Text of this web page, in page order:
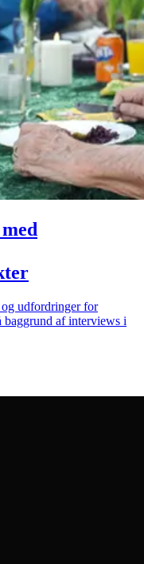
udfordringer for
baggrund af interviews i